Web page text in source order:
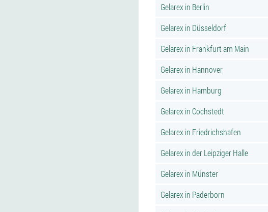
Gelarex in Berlin
Gelarex in Düsseldorf
Gelarex in Frankfurt am Main
Gelarex in Hannover
Gelarex in Hamburg
Gelarex in Cochstedt
Gelarex in Friedrichshafen
Gelarex in der Leipziger Halle
Gelarex in Münster
Gelarex in Paderborn